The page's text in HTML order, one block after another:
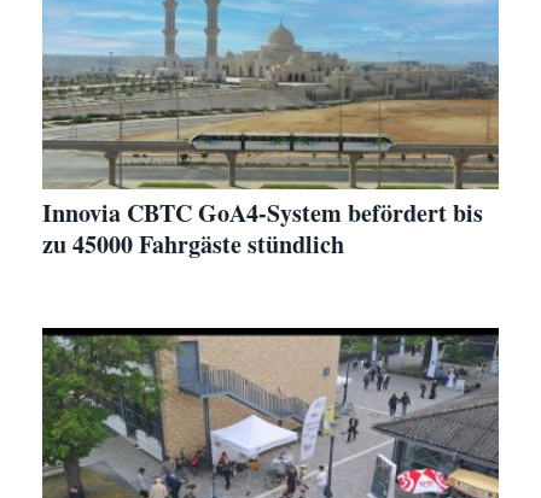
Innovia CBTC GoA4-System befördert bis
zu 45000 Fahrgäste stündlich